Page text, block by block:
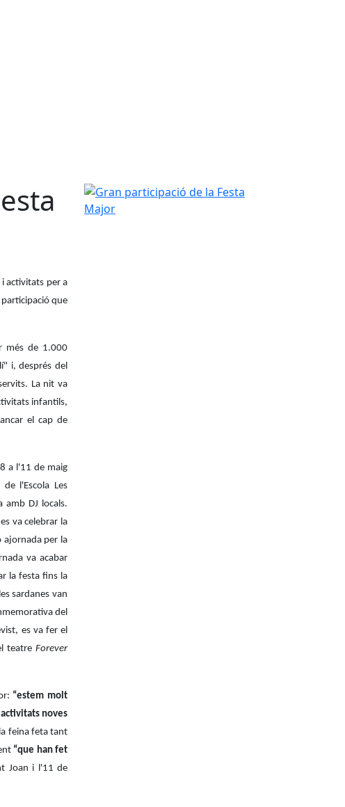
activitats per a
que
més de 1.000
i, després del
La nit va
infantils,
el cap de
a l'11 de maig
l'Escola Les
amb DJ locals.
va celebrar la
ajornada per la
va acabar
la festa fins la
sardanes van
del
es va fer el
teatre Forever
“estem molt
noves
feina feta tant
“que han fet
Joan i l'11 de
Gran participació de la Festa Major